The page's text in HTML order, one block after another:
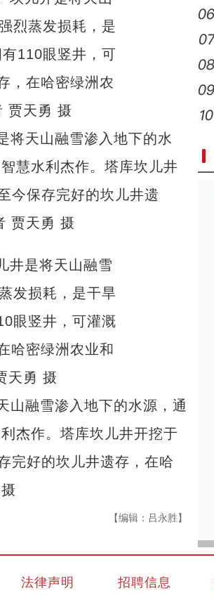
将天山融雪渗入地下的水
慧水利杰作。塔库坎儿井
今保存完好的坎儿井遗
贾天勇 摄
山融雪渗入地下的水源，通
杰作。塔库坎儿井开挖于
完好的坎儿井遗存，在哈
【编辑：吕永胜】
法律声明 招聘信息